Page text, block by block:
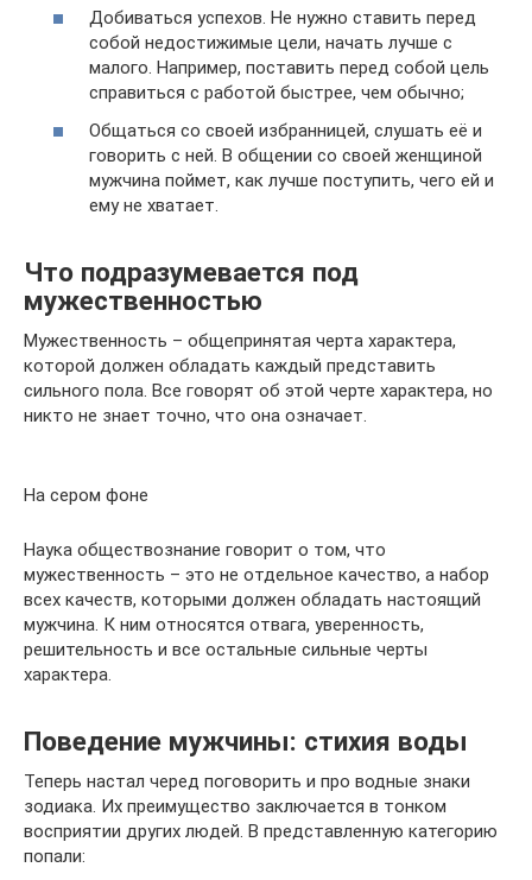
Добиваться успехов. Не нужно ставить перед
собой недостижимые цели, начать лучше с
малого. Например, поставить перед собой цель
справиться с работой быстрее, чем обычно;
Общаться со своей избранницей, слушать её и
говорить с ней. В общении со своей женщиной
мужчина поймет, как лучше поступить, чего ей и
ему не хватает.
Что подразумевается под
мужественностью
Мужественность – общепринятая черта характера,
которой должен обладать каждый представить
сильного пола. Все говорят об этой черте характера, но
никто не знает точно, что она означает.
На сером фоне
Наука обществознание говорит о том, что
мужественность – это не отдельное качество, а набор
всех качеств, которыми должен обладать настоящий
мужчина. К ним относятся отвага, уверенность,
решительность и все остальные сильные черты
характера.
Поведение мужчины: стихия воды
Теперь настал черед поговорить и про водные знаки
зодиака. Их преимущество заключается в тонком
восприятии других людей. В представленную категорию
попали: